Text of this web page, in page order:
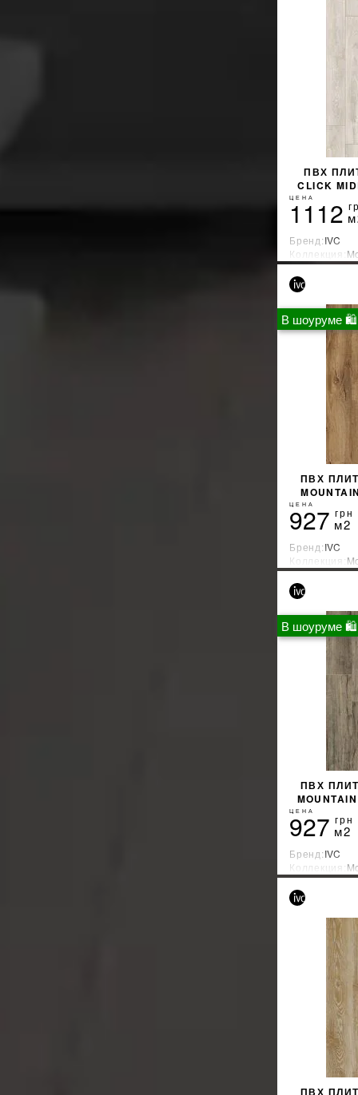
ПВХ
CLICK
ЦЕНА
1112
Бренд:IVC
Коллекция:
Страна-
В шоуруме 🛍
ПВХ
ЦЕНА
927 грн
м2
Бренд:IVC
Коллекция:
Страна-
В шоуруме 🛍
ПВХ
ЦЕНА
927 грн
м2
Бренд:IVC
Коллекция:
Страна-
ПВХ